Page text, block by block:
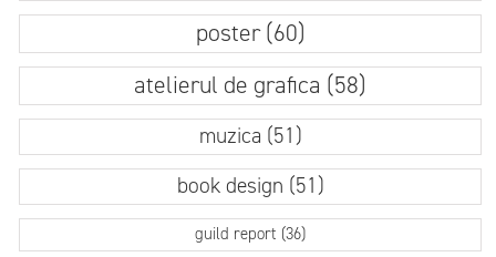
poster (60)
atelierul de grafica (58)
muzica (51)
book design (51)
guild report (36)